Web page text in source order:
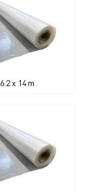
6.2 x 14 m